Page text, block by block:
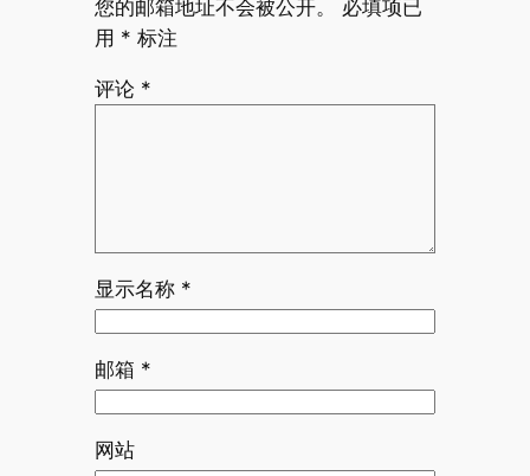
您的邮箱地址不会被公开。
必填项已
用 * 标注
评论 *
显示名称 *
邮箱 *
网站